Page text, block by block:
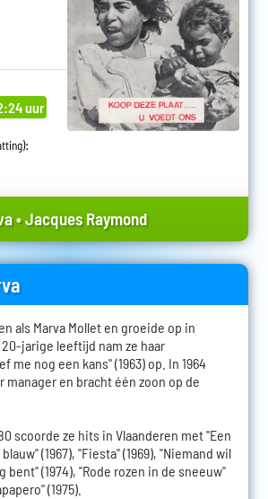
uur
:
•Jacques Raymond
als Marva Mollet en groeide op in
jarige leeftijd nam ze haar
me nog een kans" (1963) op. In 1964
manager en bracht één zoon op de
scoorde ze hits in Vlaanderen met "Een
(1967), "Fiesta" (1969), "Niemand wil
bent" (1974), "Rode rozen in de sneeuw"
(1975).